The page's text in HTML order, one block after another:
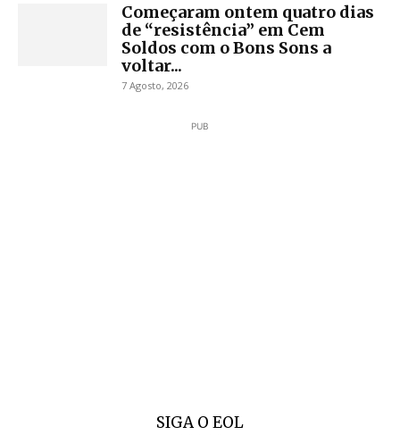
Começaram ontem quatro dias
de “resistência” em Cem
Soldos com o Bons Sons a
voltar...
7 Agosto, 2026
PUB
SIGA O EOL